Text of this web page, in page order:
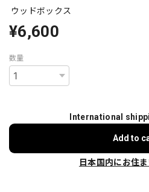
ウッドボックス
¥6,600
数量
International
Add to
日本国内にお住